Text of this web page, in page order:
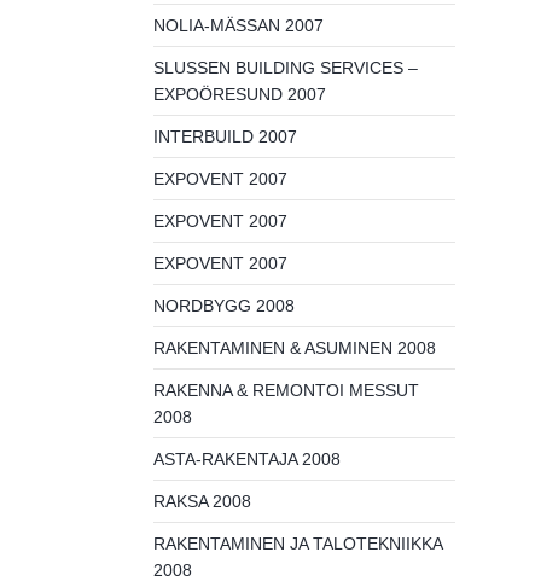
NOLIA-MÄSSAN 2007
SLUSSEN BUILDING SERVICES –
EXPOÖRESUND 2007
INTERBUILD 2007
EXPOVENT 2007
EXPOVENT 2007
EXPOVENT 2007
NORDBYGG 2008
RAKENTAMINEN & ASUMINEN 2008
RAKENNA & REMONTOI MESSUT
2008
ASTA-RAKENTAJA 2008
RAKSA 2008
RAKENTAMINEN JA TALOTEKNIIKKA
2008